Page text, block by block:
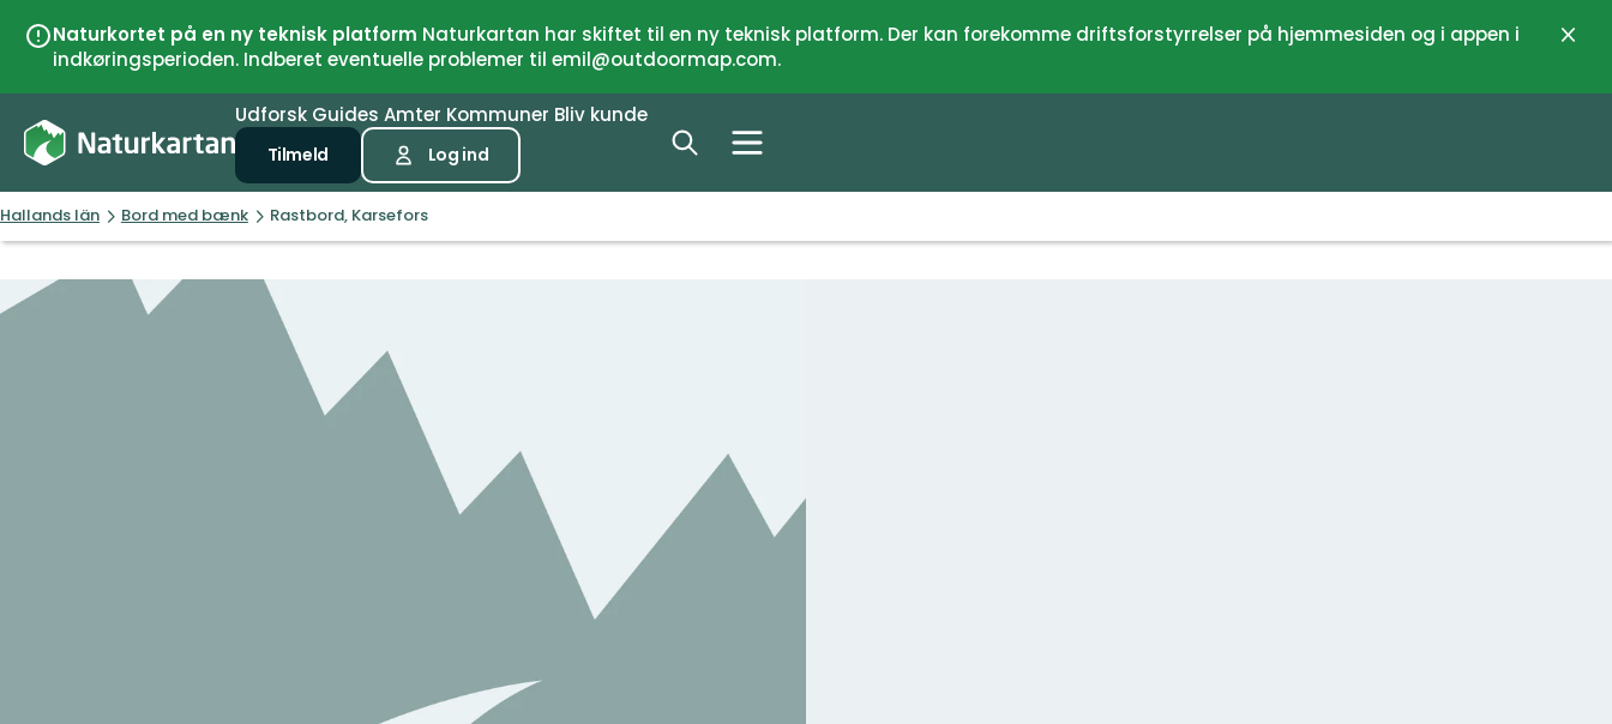
Naturkortet på en ny teknisk platform Naturkartan har skiftet til en ny teknisk platform. Der kan forekomme driftsforstyrrelser på hjemmesiden og i appen i
indkøringsperioden. Indberet eventuelle problemer til emil@outdoormap.com.
Luk
Udforsk Guides Amter Kommuner Bliv kunde
Tilmeld Log ind
Hallands län Bord med bænk Rastbord, Karsefors